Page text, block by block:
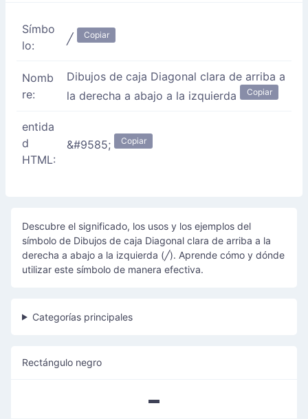
Símbo
lo:
╱ Copiar
Nomb
re:
Dibujos de caja Diagonal clara de arriba a
la derecha a abajo a la izquierda
Copiar
entida
d
HTML:
&#9585; Copiar
Descubre el significado, los usos y los ejemplos del
símbolo de Dibujos de caja Diagonal clara de arriba a la
derecha a abajo a la izquierda (╱). Aprende cómo y dónde
utilizar este símbolo de manera efectiva.
Categorías principales
Rectángulo negro
▬